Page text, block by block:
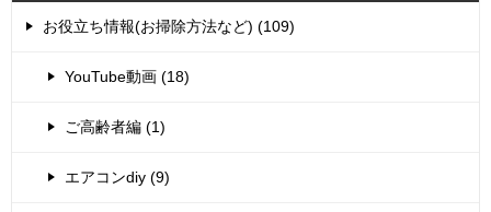
お役立ち情報(お掃除方法など) (109)
YouTube動画 (18)
ご高齢者編 (1)
エアコンdiy (9)